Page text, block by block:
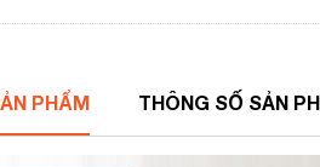
PHẨM THÔNG SỐ SẢN